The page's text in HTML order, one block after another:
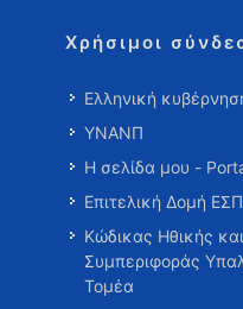
Χρήσιμοι
Ελληνική
ΥΝΑΝΠ
Η σελίδα μου -
Επιτελική Δομή
Κώδικας Ηθικής
Συμπεριφοράς
Τομέα